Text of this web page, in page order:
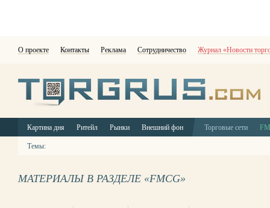
О проекте Контакты Реклама Сотрудничество Журнал «Новости
Картина дня Ритейл Рынки Внешний фон Торговые сети
Темы:
МАТЕРИАЛЫ В РАЗДЕЛЕ «FMCG»